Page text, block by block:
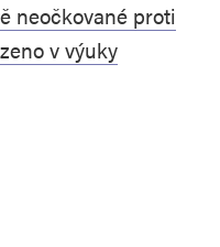
neočkované proti
v výuky